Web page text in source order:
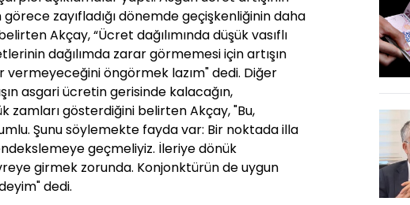
zayıfladığı dönemde geçişkenliğinin daha
Akçay, “Ücret dağılımında düşük vasıflı
dağılımda zarar görmemesi için artışın
vermeyeceğini öngörmek lazım" dedi. Diğer
asgari ücretin gerisinde kalacağın,
zamları gösterdiğini belirten Akçay, "Bu,
Şunu söylemekte fayda var: Bir noktada illa
geçmeliyiz. İleriye dönük
girmek zorunda. Konjonktürün de uygun
dedi.